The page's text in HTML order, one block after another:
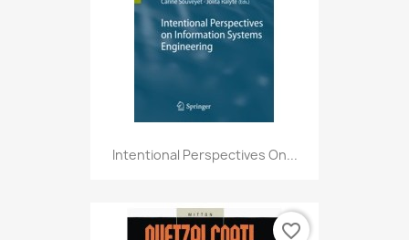
Intentional Perspectives On...
favorite_border